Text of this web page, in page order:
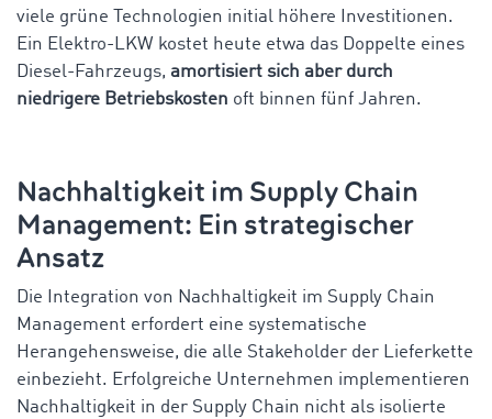
viele grüne Technologien initial höhere Investitionen.
Ein Elektro-LKW kostet heute etwa das Doppelte eines
Diesel-Fahrzeugs, amortisiert sich aber durch
niedrigere Betriebskosten oft binnen fünf Jahren.
Nachhaltigkeit im Supply Chain
Management: Ein strategischer
Ansatz
Die Integration von Nachhaltigkeit im Supply Chain
Management erfordert eine systematische
Herangehensweise, die alle Stakeholder der Lieferkette
einbezieht. Erfolgreiche Unternehmen implementieren
Nachhaltigkeit in der Supply Chain nicht als isolierte